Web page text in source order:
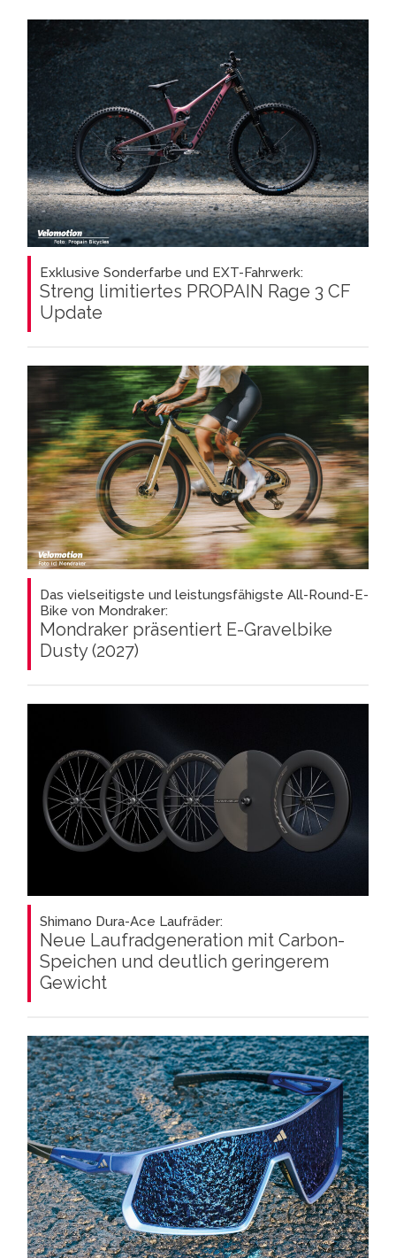
Exklusive Sonderfarbe und EXT-Fahrwerk:
Streng limitiertes PROPAIN Rage 3 CF
Update
Das vielseitigste und leistungsfähigste All-Round-E-
Bike von Mondraker:
Mondraker präsentiert E-Gravelbike
Dusty (2027)
Shimano Dura-Ace Laufräder:
Neue Laufradgeneration mit Carbon-
Speichen und deutlich geringerem
Gewicht